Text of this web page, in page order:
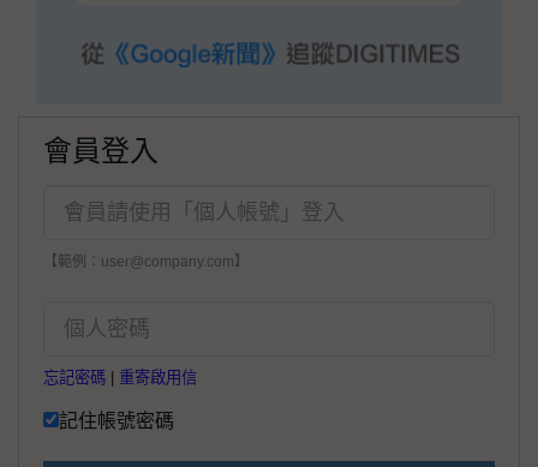
會員登入
【範例：user@company.com】
忘記密碼 重寄啟用信
記住帳號密碼